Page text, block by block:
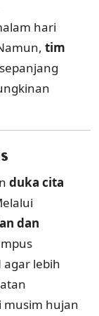
hari
tim
duka cita
dan
agar lebih
musim hujan